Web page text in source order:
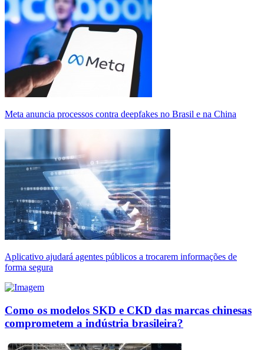
Meta anuncia processos contra deepfakes no Brasil e na China
Aplicativo ajudará agentes públicos a trocarem informações de
forma segura
Como os modelos SKD e CKD das marcas chinesas
comprometem a indústria brasileira?